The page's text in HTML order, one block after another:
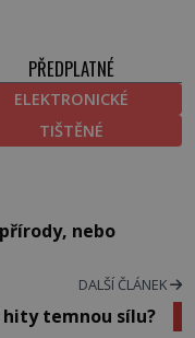
PŘEDPLATNÉ
ELEKTRONICKÉ
TIŠTĚNÉ
nebo
DALŠÍ ČLÁNEK
temnou sílu?